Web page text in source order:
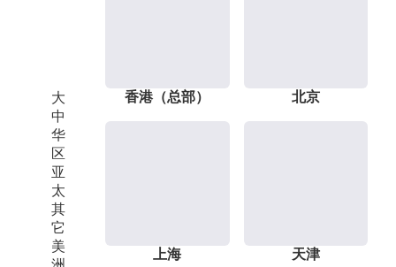
大
中
华
区
亚
太
其
它
美
香港（总部） 北京
上海 天津